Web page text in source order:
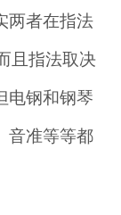
两者在指法
且指法取决
电钢和钢琴
音准等等都